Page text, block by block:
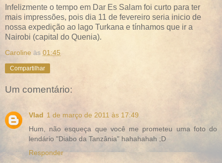
Infelizmente o tempo em Dar Es Salam foi curto para ter
mais impressões, pois dia 11 de fevereiro seria inicio de
nossa expedição ao lago Turkana e tínhamos que ir a
Nairobi (capital do Quenia).
Caroline às 01:45
Compartilhar
Um comentário:
Vlad 1 de março de 2011 às 17:49
Hum, não esqueça que você me prometeu uma foto do
lendário "Diabo da Tanzânia" hahahahah ;D
Responder